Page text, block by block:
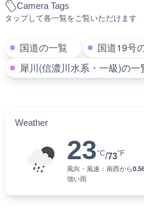
Camera Tags
タップして各一覧をご覧いただけます
国道の一覧 国道19号
犀川(信濃川水系・一級)の一
Weather
23°C/73°F
風向・風速： 南西から
強い雨